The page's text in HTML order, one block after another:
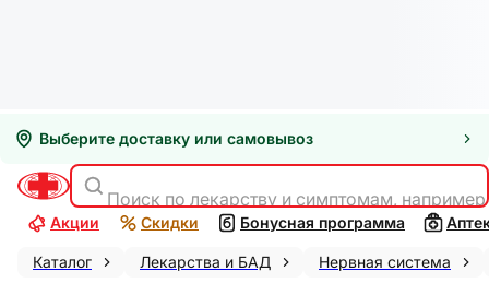
Выберите доставку или самовывоз
Поиск по лекарству и симптомам,
Акции Скидки Бонусная программа
Каталог Лекарства и БАД Нервная система